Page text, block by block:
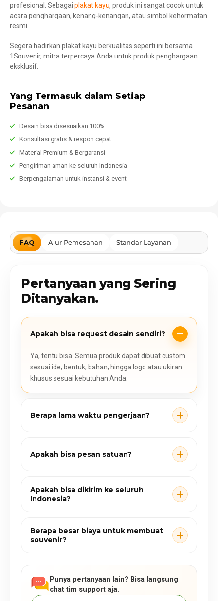
profesional. Sebagai plakat kayu, produk ini sangat cocok untuk
acara penghargaan, kenang-kenangan, atau simbol kehormatan
resmi.
Segera hadirkan plakat kayu berkualitas seperti ini bersama
1Souvenir, mitra terpercaya Anda untuk produk penghargaan
eksklusif.
Yang Termasuk dalam Setiap
Pesanan
Desain bisa disesuaikan 100%
Konsultasi gratis & respon cepat
Material Premium & Bergaransi
Pengiriman aman ke seluruh Indonesia
Berpengalaman untuk instansi & event
FAQ Alur Pemesanan Standar Layanan
Pertanyaan yang Sering
Ditanyakan.
Apakah bisa request desain sendiri?
Ya, tentu bisa. Semua produk dapat dibuat custom
sesuai ide, bentuk, bahan, hingga logo atau ukiran
khusus sesuai kebutuhan Anda.
Berapa lama waktu pengerjaan?
Apakah bisa pesan satuan?
Apakah bisa dikirim ke seluruh
Indonesia?
Berapa besar biaya untuk membuat
souvenir?
Punya pertanyaan lain? Bisa langsung
chat tim support aja.